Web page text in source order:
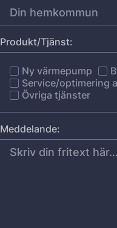
Produkt/Tjänst:
Ny värmepump
Service/optimering
Övriga tjänster
Meddelande: